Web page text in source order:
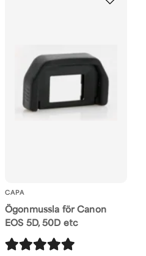
CAPA
Ögonmussla för Canon
EOS 5D, 50D etc